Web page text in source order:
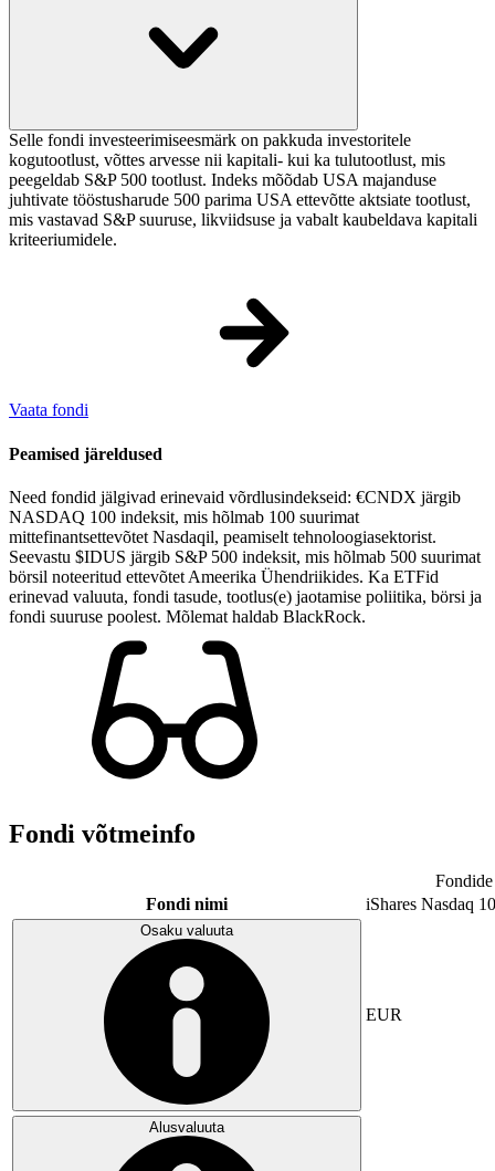
Selle fondi investeerimiseesmärk on pakkuda investoritele
kogutootlust, võttes arvesse nii kapitali- kui ka tulutootlust, mis
peegeldab S&P 500 tootlust. Indeks mõõdab USA majanduse
juhtivate tööstusharude 500 parima USA ettevõtte aktsiate tootlust,
mis vastavad S&P suuruse, likviidsuse ja vabalt kaubeldava kapitali
kriteeriumidele.
Vaata fondi
Peamised järeldused
Need fondid jälgivad erinevaid võrdlusindekseid: €CNDX järgib
NASDAQ 100 indeksit, mis hõlmab 100 suurimat
mittefinantsettevõtet Nasdaqil, peamiselt tehnoloogiasektorist.
Seevastu $IDUS järgib S&P 500 indeksit, mis hõlmab 500 suurimat
börsil noteeritud ettevõtet Ameerika Ühendriikides. Ka ETFid
erinevad valuuta, fondi tasude, tootlus(e) jaotamise poliitika, börsi ja
fondi suuruse poolest. Mõlemat haldab BlackRock.
Fondi võtmeinfo
Fondi nimi
iShares Nasdaq
Osaku valuuta
EUR
Alusvaluuta